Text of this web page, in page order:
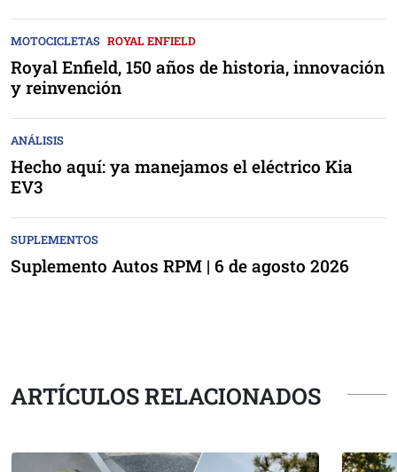
MOTOCICLETAS ROYAL ENFIELD
Royal Enfield, 150 años de historia, innovación
y reinvención
ANÁLISIS
Hecho aquí: ya manejamos el eléctrico Kia
EV3
SUPLEMENTOS
Suplemento Autos RPM | 6 de agosto 2026
ARTÍCULOS RELACIONADOS